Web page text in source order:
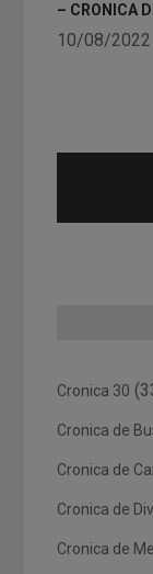
– CRONICA
10/08/2022
Cronica 30
Cronica de
Cronica de
Cronica de
Cronica de